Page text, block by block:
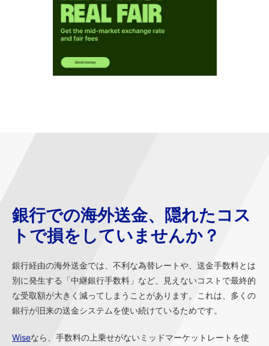
銀行での海外送金、隠れたコス
トで損をしていませんか？
銀行経由の海外送金では、不利な為替レートや、送金手数料とは
別に発生する「中継銀行手数料」など、見えないコストで最終的
な受取額が大きく減ってしまうことがあります。これは、多くの
銀行が旧来の送金システムを使い続けているためです。
Wiseなら、手数料の上乗せがないミッドマーケットレートを使